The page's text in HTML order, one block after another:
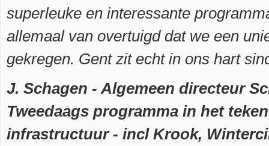
superleuke en interessante
allemaal van overtuigd dat we een
gekregen. Gent zit echt in ons hart
J. Schagen - Algemeen directeur
Tweedaags programma in het
infrastructuur - incl Krook,